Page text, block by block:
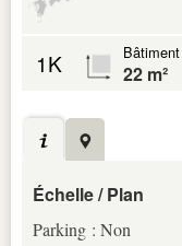
1K Bâtiment
22 m²
Échelle / Plan
Parking : Non